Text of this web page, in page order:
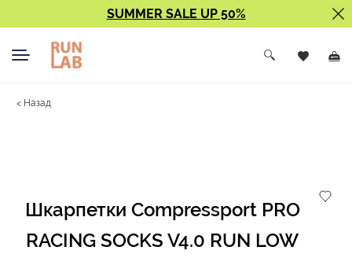
SUMMER SALE UP 50%
< Назад
Шкарпетки Compressport PRO
RACING SOCKS V4.0 RUN LOW